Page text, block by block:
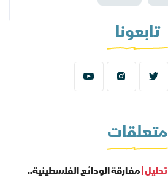
تابعونا
متعلقات
تحليل |مفارقة الودائع الفلسطينية..